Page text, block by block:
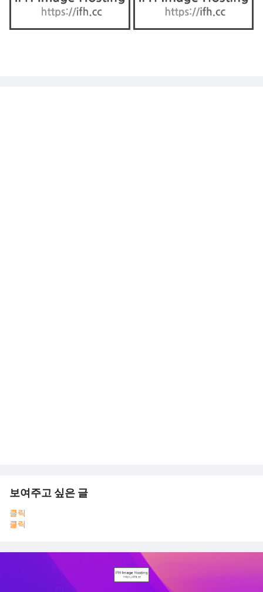
보여주고 싶은 글
클릭
클릭